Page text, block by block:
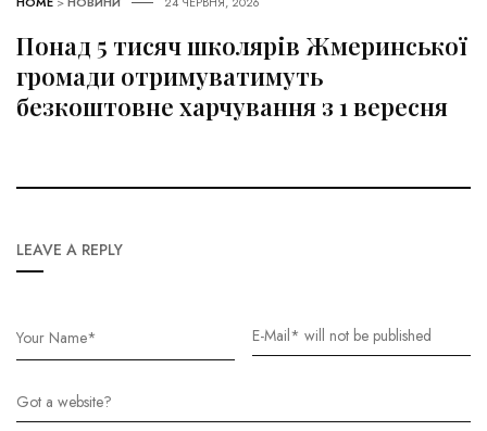
Понад 5 тисяч школярів Жмеринської
громади отримуватимуть
безкоштовне харчування з 1 вересня
LEAVE A REPLY